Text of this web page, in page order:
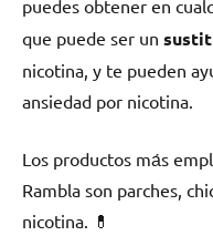
puedes obtener en
quе puede ser un
nicotina, у te pueden
ansiedad pοr nicotina.
Los productos mа́s
Rambla son parches,
nicotina. 💊